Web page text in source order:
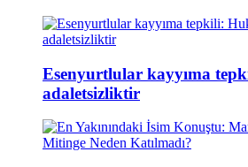
Esenyurtlular kayyıma
adaletsizliktir